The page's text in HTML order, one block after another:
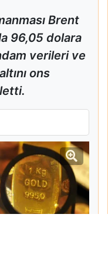
Brent
96,05 dolara
verileri ve
ons
Altını Düşürdü